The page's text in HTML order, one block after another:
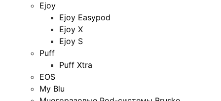
Ejoy
Ejoy Easypod
Ejoy X
Ejoy S
Puff
Puff Xtra
EOS
My Blu